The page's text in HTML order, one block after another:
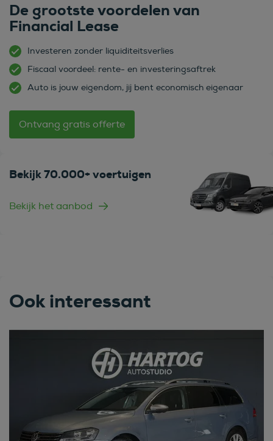
De grootste voordelen van
Financial Lease
Investeren zonder liquiditeitsverlies
Fiscaal voordeel: rente- en investeringsaftrek
Auto is jouw eigendom, jij bent economisch eigenaar
Ontvang gratis offerte
Bekijk 70.000+ voertuigen
Bekijk het aanbod
Ook interessant